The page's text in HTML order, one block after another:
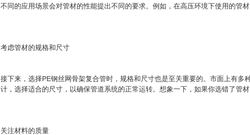
不同的应用场景会对管材的性能提出不同的要求。例如，在高压环境下使用的管
考虑管材的规格和尺寸
接下来，选择PE钢丝网骨架复合管时，规格和尺寸也是至关重要的。市面上有
计，选择适合的尺寸，以确保管道系统的正常运转。想象一下，如果你选错了管
关注材料的质量